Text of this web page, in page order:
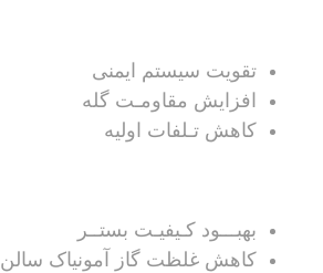
تقویت سیستم ایمنی
افزایش مقاومـت گله
کاهش تـلفات اولیه
بهبـــود کـیفیـت بستــر
کاهش غلظت گاز آمونیاک سالن